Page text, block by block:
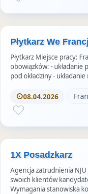
Płytkarz We
Płytkarz Miejsce pracy:
obowiązków: - układanie
pod okładziny -
08.04.2026
1X Posadzkarz
Agencja zatrudnienia
swoich klientów
Wymagania stanowiska